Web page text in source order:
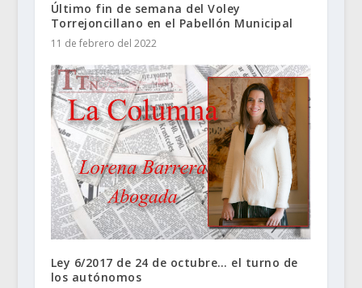
Último fin de semana del Voley
Torrejoncillano en el Pabellón Municipal
11 de febrero del 2022
Ley 6/2017 de 24 de octubre… el turno de
los autónomos